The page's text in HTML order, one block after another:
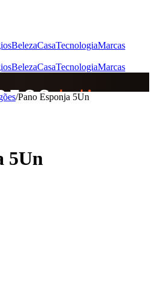
BelezaCasaTecnologiaMarcas
BelezaCasaTecnologiaMarcas
/Pano Esponja 5Un
5Un